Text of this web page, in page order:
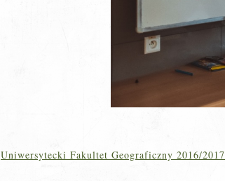
Uniwersytecki Fakultet Geograficzny 2016/2017